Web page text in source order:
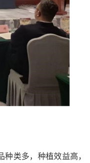
类多，种植效益高，